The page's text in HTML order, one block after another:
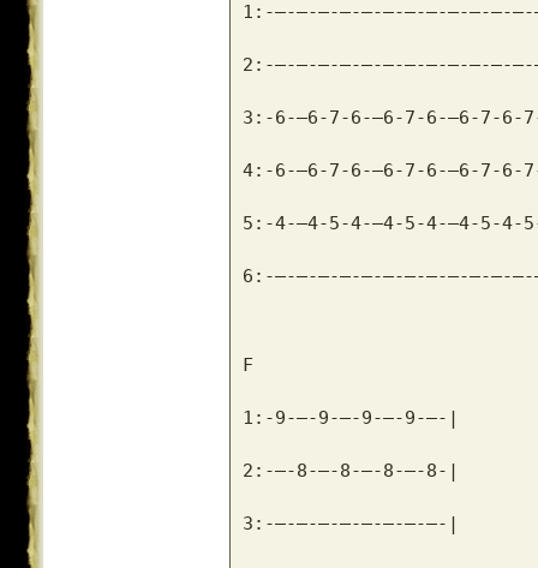
1:-–-–-–-–-–-–-–-–-–-–-–-–-
2:-–-–-–-–-–-–-–-–-–-–-–-–-
3:-6-–6-7-6-–6-7-6-–6-7-6-
4:-6-–6-7-6-–6-7-6-–6-7-6-
5:-4-–4-5-4-–4-5-4-–4-5-4-
6:-–-–-–-–-–-–-–-–-–-–-–-–-
F
1:-9-–-9-–-9-–-9-–-|
2:-–-8-–-8-–-8-–-8-|
3:-–-–-–-–-–-–-–-–-|